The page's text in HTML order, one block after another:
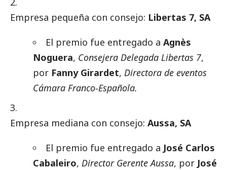
Empresa pequeña con consejo: Libertas 7, SA
El premio fue entregado a Agnès
Noguera, Consejera Delegada Libertas 7,
por Fanny Girardet, Directora de eventos
Cámara Franco-Española.
Empresa mediana con consejo: Aussa, SA
El premio fue entregado a José Carlos
Cabaleiro, Director Gerente Aussa, por José